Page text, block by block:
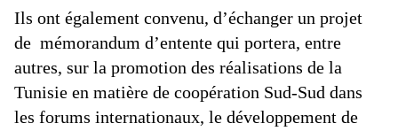
Ils ont également convenu, d’échanger un projet
de mémorandum d’entente qui portera, entre
autres, sur la promotion des réalisations de la
Tunisie en matière de coopération Sud-Sud dans
les forums internationaux, le développement de